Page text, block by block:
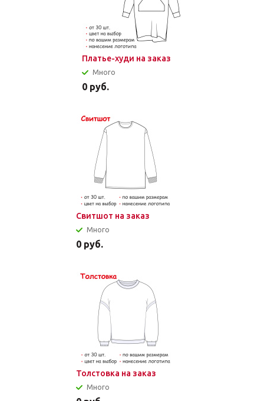
Платье-худи на заказ
Много
0 руб.
Свитшот на заказ
Много
0 руб.
Толстовка на заказ
Много